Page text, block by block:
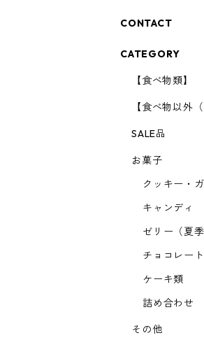
CONTACT
CATEGORY
【食べ物類】
【食べ物以外
SALE品
お菓子
クッキー・
キャンディ
ゼリー（夏季
チョコレート
ケーキ類
詰め合わせ
その他